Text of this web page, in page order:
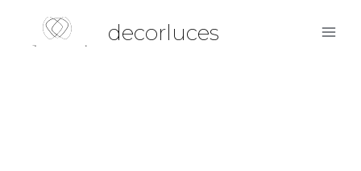
decorluces